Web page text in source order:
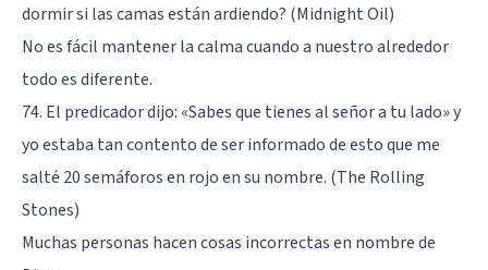
dormir si las camas están ardiendo? (Midnight Oil)
No es fácil mantener la calma cuando a nuestro alrededor
todo es diferente.
74. El predicador dijo: «Sabes que tienes al señor a tu lado» y
yo estaba tan contento de ser informado de esto que me
salté 20 semáforos en rojo en su nombre. (The Rolling
Stones)
Muchas personas hacen cosas incorrectas en nombre de